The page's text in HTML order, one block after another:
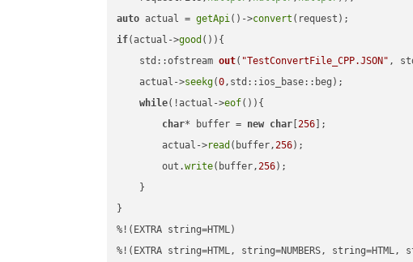
auto actual = getApi()->convert
if(actual->good ()){
std::ofstream out( "TestConvertFile_CPP.JSON" ,
    actual->
seekg(0,std::ios_base::beg);
while(!actual->eof()){
char* buffer = new char [256 ];
        actual->
read (buffer,256);
        out.
write(buffer,256);
    }
}
%!(EXTRA string=HTML)
%!(EXTRA string=HTML, string=NUMBERS, string=HTML,